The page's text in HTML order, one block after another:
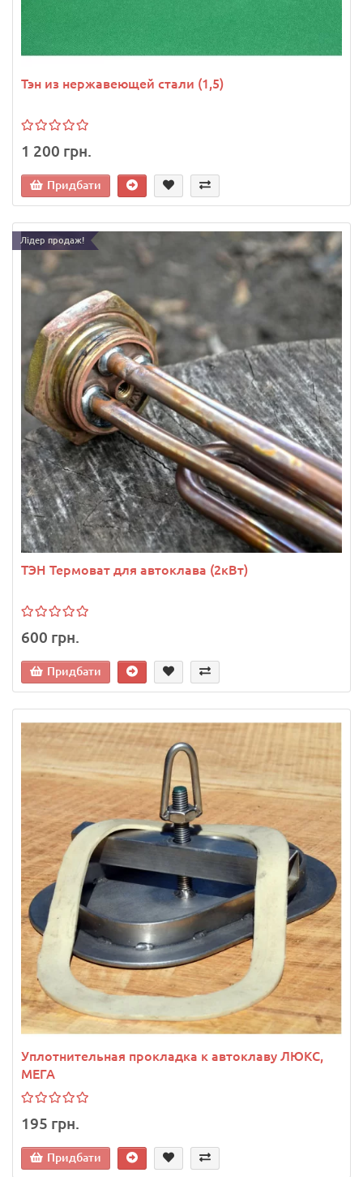
Тэн из нержавеющей стали (1,5)
1 200 грн.
Придбати
Лідер продаж!
ТЭН Термоват для автоклава (2кВт)
600 грн.
Придбати
Уплотнительная прокладка к автоклаву ЛЮКС,
МЕГА
195 грн.
Придбати